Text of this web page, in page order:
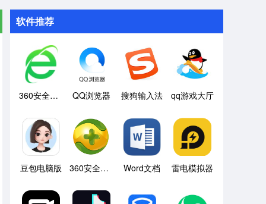
软件推荐
360安全浏览器 QQ浏览器 搜狗输入法 qq游戏大厅
豆包电脑版 360安全卫士 Word文档 雷电模拟器